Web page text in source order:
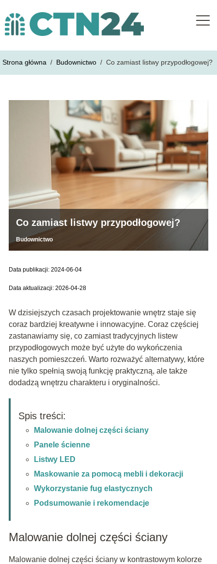
Strona główna / Budownictwo / Co zamiast listwy przypodłogowej?
Co zamiast listwy przypodłogowej?
Budownictwo
Data publikacji: 2024-06-04
Data aktualizacji: 2026-04-28
W dzisiejszych czasach projektowanie wnętrz staje się
coraz bardziej kreatywne i innowacyjne. Coraz częściej
zastanawiamy się, co zamiast tradycyjnych listew
przypodłogowych może być użyte do wykończenia
naszych pomieszczeń. Warto rozważyć alternatywy, które
nie tylko spełnią swoją funkcję praktyczną, ale także
dodadzą wnętrzu charakteru i oryginalności.
Spis treści:
Malowanie dolnej części ściany
Panele ścienne
Listwy LED
Maskowanie za pomocą mebli i dekoracji
Wykorzystanie fug elastycznych
Podsumowanie i rekomendacje
Malowanie dolnej części ściany
Malowanie dolnej części ściany w kontrastowym kolorze